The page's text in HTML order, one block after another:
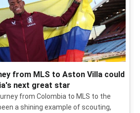
from MLS to Aston Villa could
next great star
from Colombia to MLS to the
a shining example of scouting,